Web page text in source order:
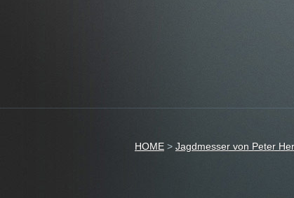
HOME > Jagdmesser von Peter